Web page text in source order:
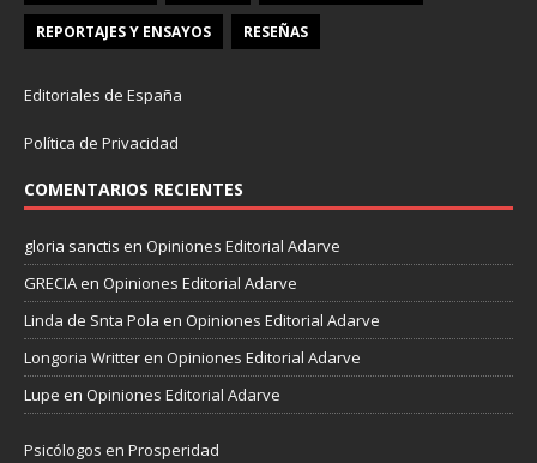
REPORTAJES Y ENSAYOS RESEÑAS
Editoriales de España
Política de Privacidad
COMENTARIOS RECIENTES
gloria sanctis en Opiniones Editorial Adarve
GRECIAen Opiniones Editorial Adarve
Linda de Snta Pola en Opiniones Editorial Adarve
Longoria Writteren Opiniones Editorial Adarve
Lupe en Opiniones Editorial Adarve
Psicólogos en Prosperidad